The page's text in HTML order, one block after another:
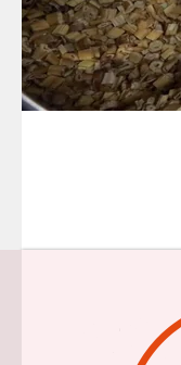
unterstützen
abo
genossenschaft